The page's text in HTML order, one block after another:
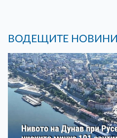
ВОДЕЩИТЕ НОВИНИ